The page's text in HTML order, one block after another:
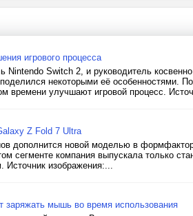
игрового процесса
Switch 2, и руководитель
некоторыми её особенностями.
времени улучшают игровой процесс.
Z Fold 7 Ultra
дополнится новой моделью в
сегменте компания выпускала только
Источник изображения:...
заряжать мышь во время использования